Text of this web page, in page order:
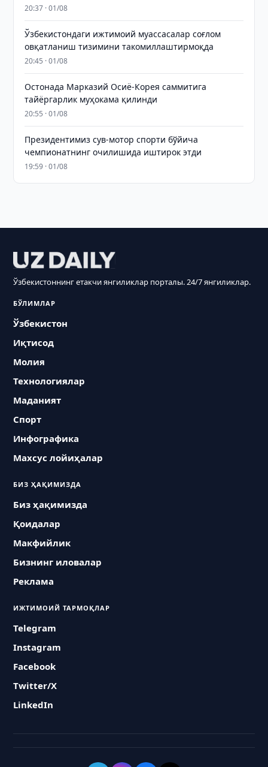
20:37 · 01/08
Ўзбекистондаги ижтимоий муассасалар соғлом
овқатланиш тизимини такомиллаштирмоқда
20:45 · 01/08
Остонада Марказий Осиё-Корея саммитига
тайёргарлик муҳокама қилинди
20:55 · 01/08
Президентимиз сув-мотор спорти бўйича
чемпионатнинг очилишида иштирок этди
19:59 · 01/08
Ўзбекистоннинг етакчи янгиликлар порталы. 24/7 янгиликлар.
БЎЛИМЛАР
Ўзбекистон
Иқтисод
Молия
Технологиялар
Маданият
Спорт
Инфографика
Махсус лойиҳалар
БИЗ ҲАҚИМИЗДА
Биз ҳақимизда
Қоидалар
Макфийлик
Бизнинг иловалар
Реклама
ИЖТИМОИЙ ТАРМОҚЛАР
Telegram
Instagram
Facebook
Twitter/X
LinkedIn